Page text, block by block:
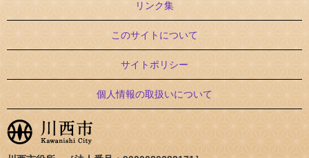
リンク集
このサイトについて
サイトポリシー
個人情報の取扱いについて